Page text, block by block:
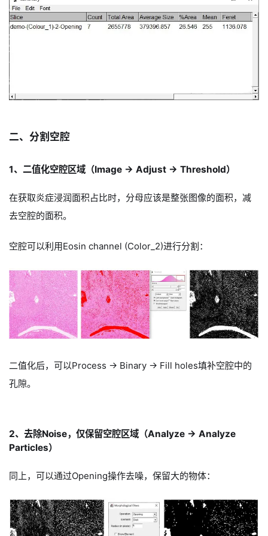
二、分割空腔
1、二值化空腔区域（Image -> Adjust -> Threshold）
在获取炎症浸润面积占比时，分母应该是整张图像的面积，减
去空腔的面积。
空腔可以利用Eosin channel (Color_2)进行分割：
二值化后，可以Process -> Binary -> Fill holes填补空腔中的
孔隙。
2、去除Noise，仅保留空腔区域（Analyze -> Analyze
Particles）
同上，可以通过Opening操作去噪，保留大的物体：